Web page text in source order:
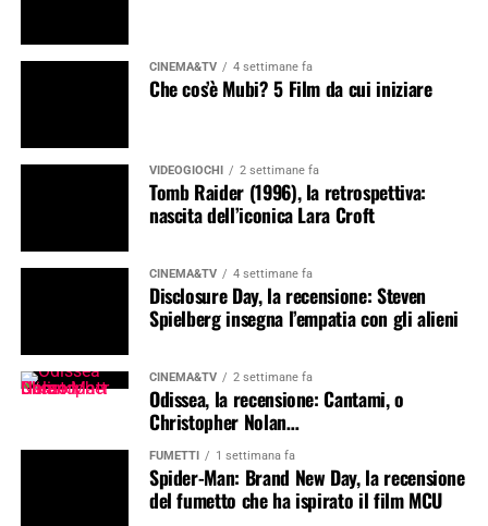
CINEMA&TV 4 settimane fa
Che cos’è Mubi? 5 Film da cui iniziare
VIDEOGIOCHI 2 settimane fa
Tomb Raider (1996), la retrospettiva:
nascita dell’iconica Lara Croft
CINEMA&TV 4 settimane fa
Disclosure Day, la recensione: Steven
Spielberg insegna l’empatia con gli alieni
CINEMA&TV 2 settimane fa
Odissea, la recensione: Cantami, o
Christopher Nolan…
FUMETTI 1 settimana fa
Spider-Man: Brand New Day, la recensione
del fumetto che ha ispirato il film MCU